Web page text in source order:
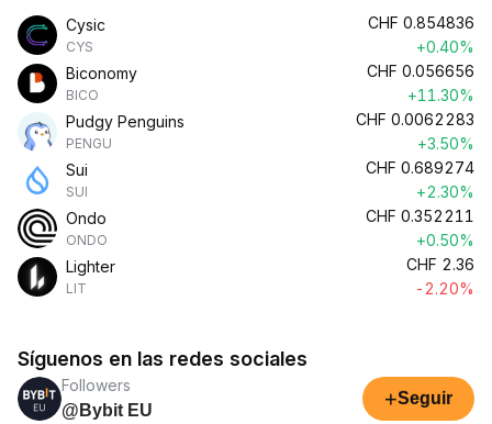
Cysic
CYS
CHF 0.854836
+0.40%
Biconomy
BICO
CHF 0.056656
+11.30%
Pudgy Penguins
PENGU
CHF 0.0062283
+3.50%
Sui
SUI
CHF 0.689274
+2.30%
Ondo
ONDO
CHF 0.352211
+0.50%
Lighter
LIT
CHF 2.36
-2.20%
Síguenos en las redes sociales
Followers
@Bybit EU
+Seguir